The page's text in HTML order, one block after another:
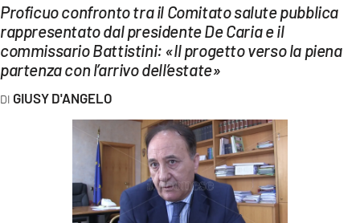
LAC NETWORK
LAC ONAIR
LaC
Network
LACPLAY.IT
LACONAIR.IT
Proficuo confronto tra il Comitato salute pubblica
rappresentato dal presidente De Caria e il
commissario Battistini: «Il progetto verso la piena
partenza con l’arrivo dell’estate»
GIUSY D'ANGELO